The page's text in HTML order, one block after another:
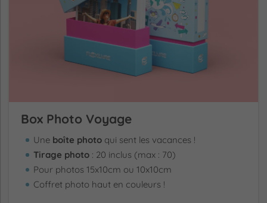
Box Photo Voyage
Une boîte photo qui sent les vacances !
Tirage photo : 20 inclus (max : 70)
Pour photos 15x10cm ou 10x10cm
Coffret photo haut en couleurs !